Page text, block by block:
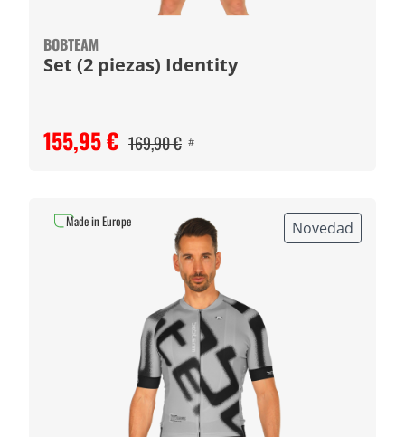
BOBTEAM
Set (2 piezas) Identity
155,95 € 169,90 € #
Novedad
Made in Europe